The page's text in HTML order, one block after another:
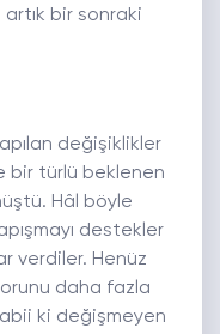
bir sonraki
değişiklikler
bir türlü beklenen
Hâl böyle
destekler
verdiler. Henüz
daha fazla
ki değişmeyen